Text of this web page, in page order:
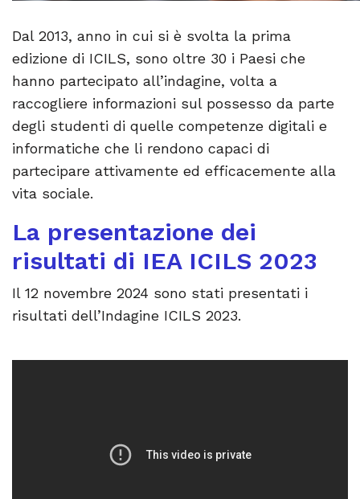
Dal 2013, anno in cui si è svolta la prima
edizione di ICILS, sono oltre 30 i Paesi che
hanno partecipato all’indagine, volta a
raccogliere informazioni sul possesso da parte
degli studenti di quelle competenze digitali e
informatiche che li rendono capaci di
partecipare attivamente ed efficacemente alla
vita sociale.
La presentazione dei
risultati di IEA ICILS 2023
Il 12 novembre 2024 sono stati presentati i
risultati dell’Indagine ICILS 2023.